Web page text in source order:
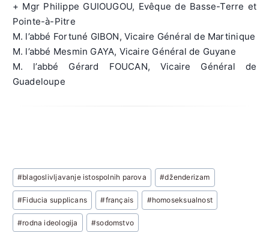
+ Mgr Philippe GUIOUGOU, Evêque de Basse-Terre et
Pointe-à-Pitre
M. l’abbé Fortuné GIBON, Vicaire Général de Martinique
M. l’abbé Mesmin GAYA, Vicaire Général de Guyane
M. l’abbé Gérard FOUCAN, Vicaire Général de
Guadeloupe
Post
Tags:
#blagoslivljavanje istospolnih parova #dženderizam
#Fiducia supplicans #français #homoseksualnost
#rodna ideologija #sodomstvo